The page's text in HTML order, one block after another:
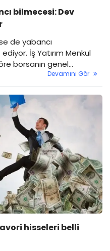
bilmecesi: Dev
de yabancı
ediyor. İş Yatırım Menkul
borsanın genel
0,42 artışla yüzde
bu pozitif tabloya
hisselerde yabancı
çekti.
Devamını Gör
hisseleri belli